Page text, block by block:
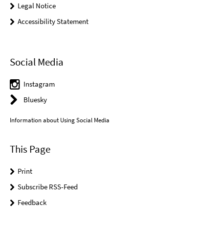
Legal Notice
Accessibility Statement
Social Media
Instagram
Bluesky
Information about Using Social Media
This Page
Print
Subscribe RSS-Feed
Feedback